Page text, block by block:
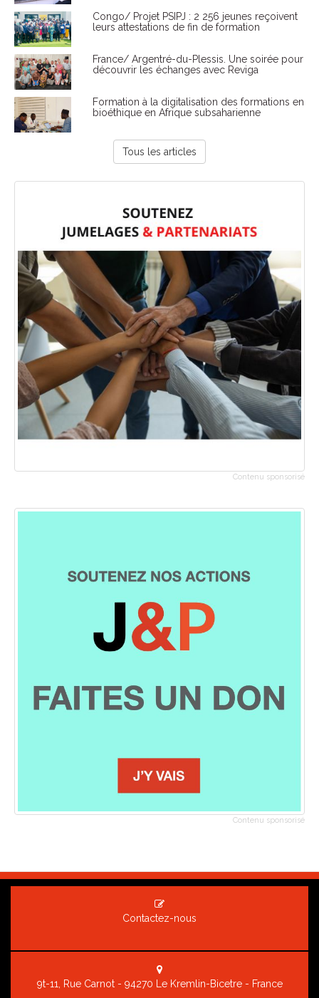
Congo/ Projet PSIPJ : 2 256 jeunes reçoivent
leurs attestations de fin de formation
France/ Argentré-du-Plessis. Une soirée pour
découvrir les échanges avec Reviga
Formation à la digitalisation des formations en
bioéthique en Afrique subsaharienne
Tous les articles
Contenu sponsorisé
Contenu sponsorisé
Contactez-nous
9t-11, Rue Carnot - 94270 Le Kremlin-Bicetre - France